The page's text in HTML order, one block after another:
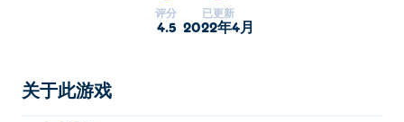
评分
4.5
已更新
2022年4月
关于此游戏